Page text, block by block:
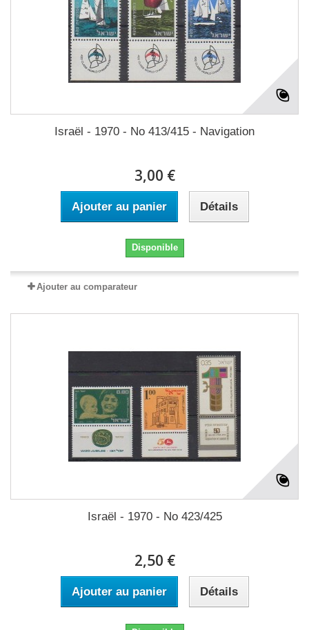
Israël - 1970 - No 413/415 - Navigation
3,00 €
Ajouter au panier Détails
Disponible
Ajouter au comparateur
Israël - 1970 - No 423/425
2,50 €
Ajouter au panier Détails